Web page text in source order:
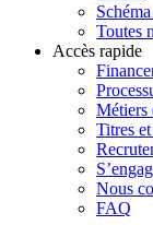
Toutes
Accès rapide
Métiers
Titres
Nous
FAQ